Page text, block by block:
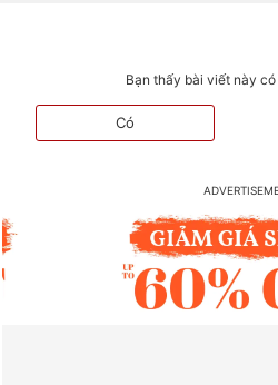
Bạn thấy bài viết này
Có